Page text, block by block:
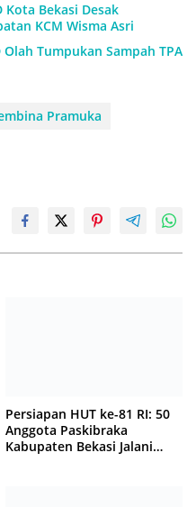
Kota Bekasi Desak
KCM Wisma Asri
Tumpukan Sampah TPA
Pramuka
Persiapan HUT ke-81 RI: 50
Anggota Paskibraka
Kabupaten Bekasi Jalani